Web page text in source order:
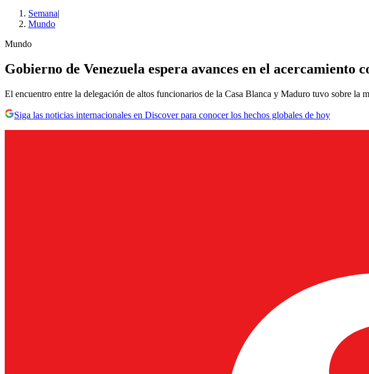
Semana|
Mundo
Mundo
Gobierno de Venezuela espera avances en el acercamiento
El encuentro entre la delegación de altos funcionarios de la Casa Blanca y Maduro tuvo sobre la
Siga las noticias internacionales en Discover para conocer los hechos globales de hoy